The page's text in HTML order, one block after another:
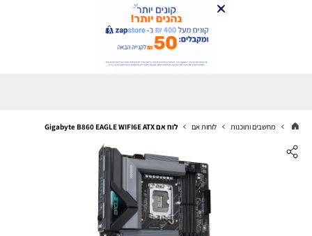
מחשבים ותוכנות לוחות אם לוח אם Gigabyte B860 EAGLE WIFI6E ATX